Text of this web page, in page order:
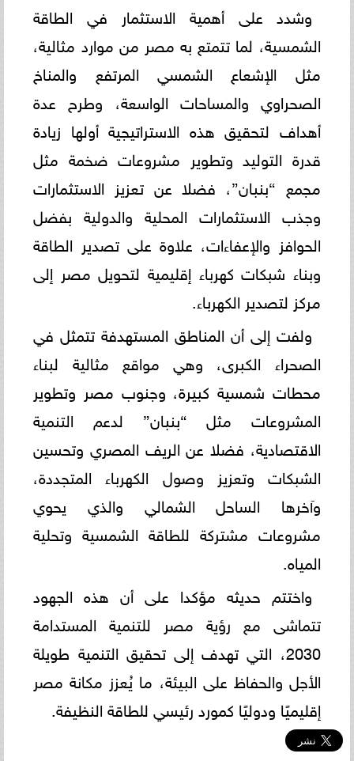
وشدد على أهمية الاستثمار في الطاقة
الشمسية، لما تتمتع به مصر من موارد مثالية،
مثل الإشعاع الشمسي المرتفع والمناخ
الصحراوي والمساحات الواسعة، وطرح عدة
أهداف لتحقيق هذه الاستراتيجية أولها زيادة
قدرة التوليد وتطوير مشروعات ضخمة مثل
مجمع “بنبان”، فضلا عن تعزيز الاستثمارات
وجذب الاستثمارات المحلية والدولية بفضل
الحوافز والإعفاءات، علاوة على تصدير الطاقة
وبناء شبكات كهرباء إقليمية لتحويل مصر إلى
مركز لتصدير الكهرباء.
ولفت إلى أن المناطق المستهدفة تتمثل في
الصحراء الكبرى، وهي مواقع مثالية لبناء
محطات شمسية كبيرة، وجنوب مصر وتطوير
المشروعات مثل “بنبان” لدعم التنمية
الاقتصادية، فضلا عن الريف المصري وتحسين
الشبكات وتعزيز وصول الكهرباء المتجددة،
وآخرها الساحل الشمالي والذي يحوي
مشروعات مشتركة للطاقة الشمسية وتحلية
المياه.
واختتم حديثه مؤكدا على أن هذه الجهود
تتماشى مع رؤية مصر للتنمية المستدامة
2030، التي تهدف إلى تحقيق التنمية طويلة
الأجل والحفاظ على البيئة، ما يُعزز مكانة مصر
إقليميًا ودوليًا كمورد رئيسي للطاقة النظيفة.